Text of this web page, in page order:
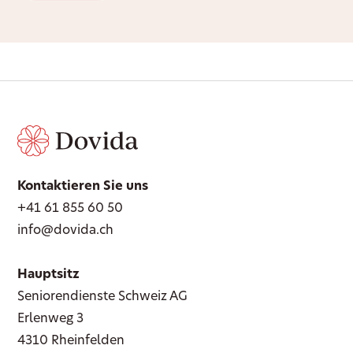
Kontaktieren Sie uns
+41 61 855 60 50
info@dovida.ch
Hauptsitz
Seniorendienste Schweiz AG
Erlenweg 3
4310 Rheinfelden